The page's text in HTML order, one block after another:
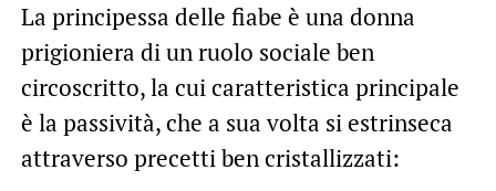
La principessa delle fiabe è una donna
prigioniera di un ruolo sociale ben
circoscritto, la cui caratteristica principale
è la passività, che a sua volta si estrinseca
attraverso precetti ben cristallizzati: